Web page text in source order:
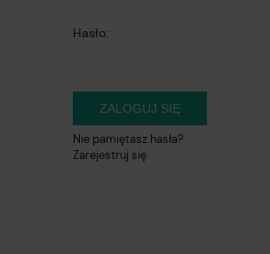
Hasło:
ZALOGUJ SIĘ
Nie pamiętasz hasła?
Zarejestruj się